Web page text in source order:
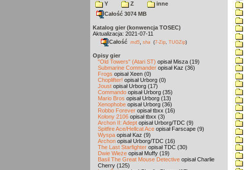
Y
Z
inne
Całość 3074 MB
Katalog gier (konwencja TOSEC)
Aktualizacja: 2021-07-11
Całość md5 sha (7-Zip TUGZip)
Opisy gier
"Old Towers" (Atari ST) opisał Misza (19)
Submarine Commander opisał Kaz (36)
Frogs opisał Xeen (0)
Choplifter! opisał Urborg (0)
Joust opisał Urborg (17)
Commando opisał Urborg (35)
Mario Bros opisał Urborg (13)
Xenophobe opisał Urborg (36)
Robbo Forever opisał tbxx (16)
Kolony 2106 opisał tbxx (3)
Archon II: Adept opisał Urborg/TDC (9)
Spitfire Ace/Hellcat Ace opisał Farscape (9)
Wyspa opisał Kaz (9)
Archon opisał Urborg/TDC (16)
The Last Starfighter opisał TDC (30)
Dwie Wieże opisał Muffy (19)
Basil The Great Mouse Detective opisał Charlie
Cherry (125)